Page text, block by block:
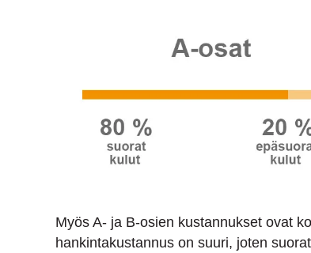
Myös A- ja B-osien kustannukset ovat
hankintakustannus on suuri, joten